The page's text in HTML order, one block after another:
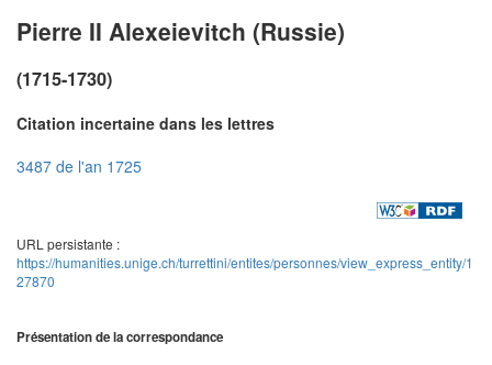
Pierre II Alexeievitch (Russie)
(1715-1730)
Citation incertaine dans les lettres
3487 de l'an 1725
URL persistante :
https://humanities.unige.ch/turrettini/entites/personnes/view_express_entity/1
27870
Présentation de la correspondance